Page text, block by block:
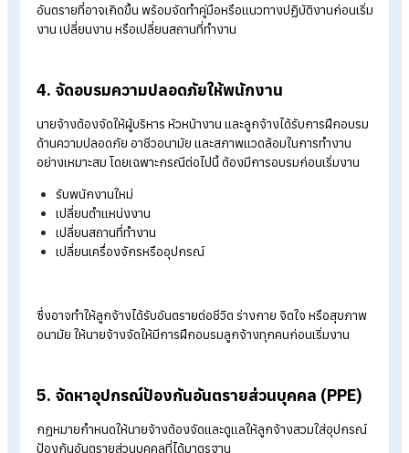
ตัวอย่างเช่น
จัดทางหนีไฟและอุปกรณ์ดับเพลิง
ควบคุมพื้นที่เสี่ยงอันตราย
จัดแสงสว่างและระบบระบายอากาศให้เหมาะสม
2. จัดให้มีเจ้าหน้าที่ความปลอดภัยในการทำงาน
(จป.)
กฎหมายกำหนดให้นายจ้างต้องจัดให้มีเจ้าหน้าที่ความปลอดภัยใน
ขึ้นทะเบียนต่อกรมสวัสดิการและคุ้มครองแรงงาน
3. แจ้งอันตรายและจัดทำคู่มือความปลอดภัยให้
พนักงาน